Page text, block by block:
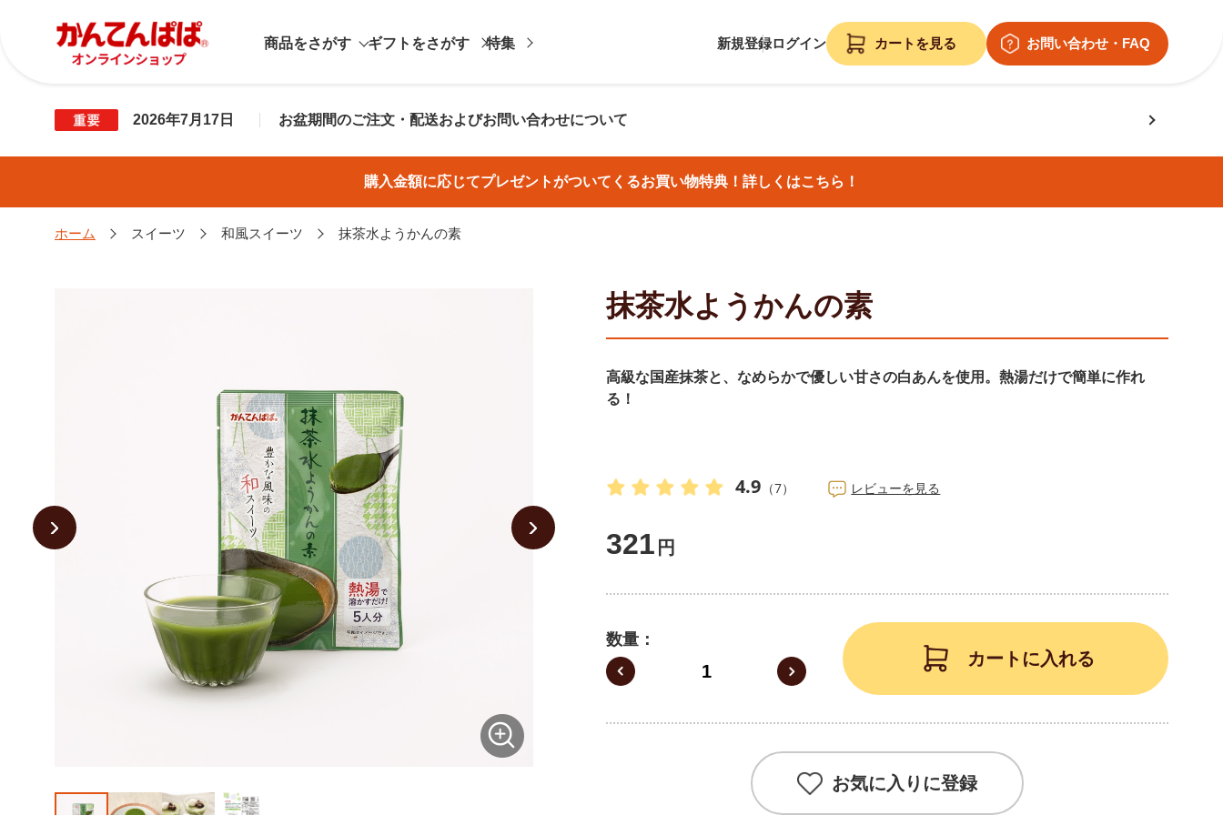
商品をさがす ギフトをさがす 特集 新規登録ログイン
2026年7月17日 お盆期間のご注文・配送およびお問い合わせについて
購入金額に応じてプレゼントがついてくるお買い物特典！詳しくはこちら！
ホーム スイーツ 和風スイーツ 抹茶水ようかんの素
抹茶水ようかんの素
高級な国産抹茶と、なめらかで優しい甘さの白あんを使用。熱湯だけで簡単に作れ
る！
4.9 （7） レビューを見る
321 円
数量
カートに入れる
お気に入りに登録